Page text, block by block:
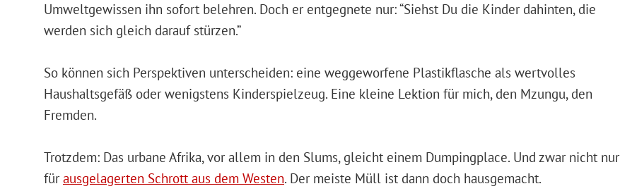
Umweltgewissen ihn sofort belehren. Doch er entgegnete nur: “Siehst Du die Kinder dahinten, die
werden sich gleich darauf stürzen.”
So können sich Perspektiven unterscheiden: eine weggeworfene Plastikflasche als wertvolles
Haushaltsgefäß oder wenigstens Kinderspielzeug. Eine kleine Lektion für mich, den Mzungu, den
Fremden.
Trotzdem: Das urbane Afrika, vor allem in den Slums, gleicht einem Dumpingplace. Und zwar nicht nur
fürausgelagerten Schrott aus dem Westen. Der meiste Müll ist dann doch hausgemacht.